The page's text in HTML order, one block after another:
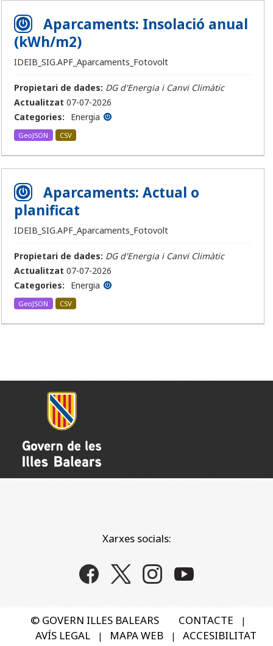
Aparcaments: Insolació anual
(kWh/m2)
IDEIB_SIG.APF_Aparcaments_Fotovolt
Propietari de dades: DG d'Energia i Canvi Climàtic
Actualitzat 07-07-2026
Categories:
Energia
GeoJSON CSV
Aparcaments: Actual o
planificat
IDEIB_SIG.APF_Aparcaments_Fotovolt
Propietari de dades: DG d'Energia i Canvi Climàtic
Actualitzat 07-07-2026
Categories:
Energia
GeoJSON CSV
Xarxes socials:
© GOVERN ILLES BALEARS CONTACTE |
AVÍS LEGAL | MAPA WEB | ACCESIBILITAT